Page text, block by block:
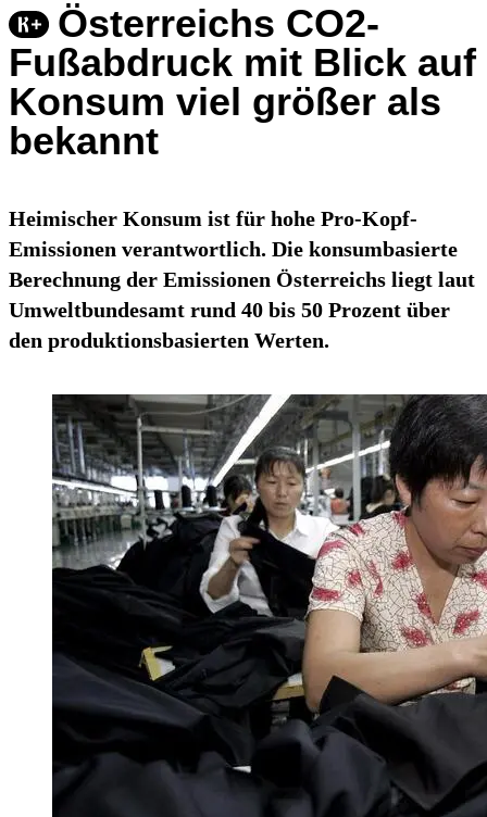
Österreichs CO2-
Fußabdruck mit Blick auf
Konsum viel größer als
bekannt
Heimischer Konsum ist für hohe Pro-Kopf-
Emissionen verantwortlich. Die konsumbasierte
Berechnung der Emissionen Österreichs liegt laut
Umweltbundesamt rund 40 bis 50 Prozent über
den produktionsbasierten Werten.